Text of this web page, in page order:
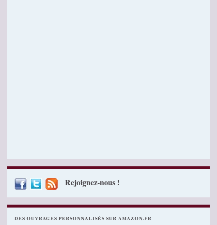
Rejoignez-nous !
DES OUVRAGES PERSONNALISÉS SUR AMAZON.FR